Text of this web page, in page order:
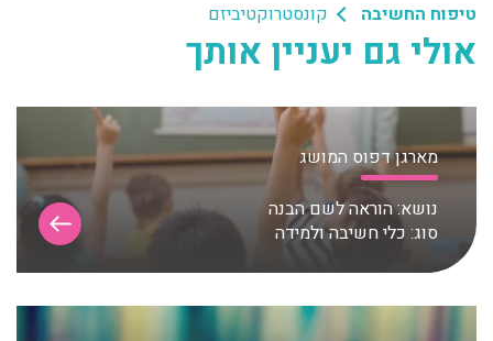
טיפוח החשיבה קונסטרוקטיביזם
אולי גם יעניין אותך
מארגן דפוס המושג
נושא:הוראה לשם הבנה
סוג: כלי חשיבה ולמידה